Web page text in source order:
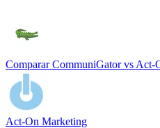
Comparar CommuniGatorvs Act-
Act-On Marketing